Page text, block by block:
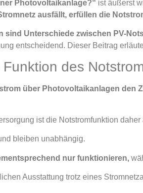
Photovoltaikanlage?“ ist äußerst
ausfällt, erfüllen die
Unterschiede zwischen PV-
entscheidend. Dieser Beitrag
des
über Photovoltaikanlagen den
ist die Notstromfunktion
bleiben unabhängig.
nur funktionieren,
Ausstattung trotz eines